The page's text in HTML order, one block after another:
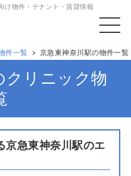
け物件・テナント・賃貸情報
件一覧 京急東神奈川駅の物件一覧
クリニック物
京急東神奈川駅のエ